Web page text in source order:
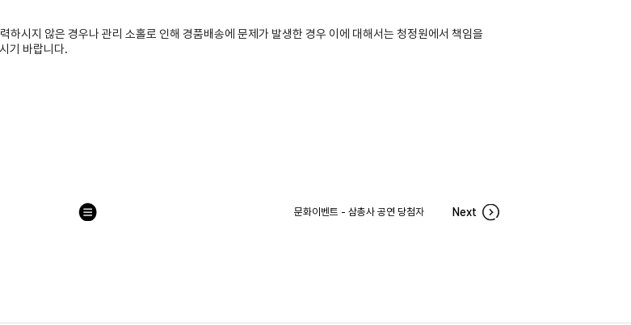
시지 않은 경우나 관리 소홀로 인해 경품배송에 문제가 발생한 경우 이에 대해서는 청정원에서 책임을
기 바랍니다.
문화이벤트 - 삼총사 공연 당첨자 Next
목